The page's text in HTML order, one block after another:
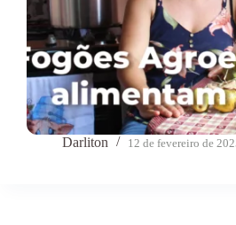
Darliton 12 de fevereiro de